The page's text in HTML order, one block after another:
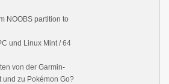
NOOBS partition to
und Linux Mint / 64
von der Garmin-
und zu Pokémon Go?